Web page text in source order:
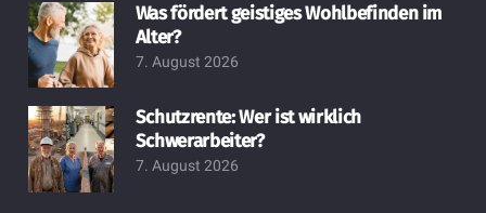
Was fördert geistiges Wohlbefinden im
Alter?
7. August 2026
Schutzrente: Wer ist wirklich
Schwerarbeiter?
7. August 2026